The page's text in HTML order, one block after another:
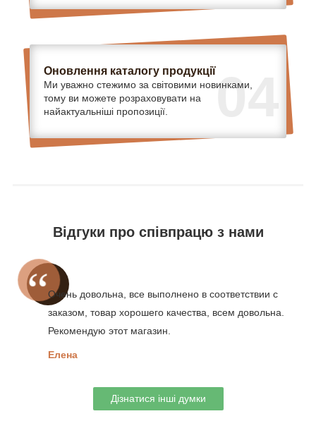
04
Оновлення каталогу продукції
Ми уважно стежимо за світовими новинками,
тому ви можете розраховувати на
найактуальніші пропозиції.
Відгуки про співпрацю з нами
Очень довольна, все выполнено в соответствии с
заказом, товар хорошего качества, всем довольна.
Рекомендую этот магазин.
Елена
Дізнатися інші думки